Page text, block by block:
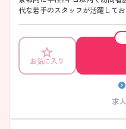
代な若手のスタッフが活躍して
た自動車免許を持っていない方でも応募可能
面接対策ポイントなど、さらに詳
相談ください。
お気に入り
求